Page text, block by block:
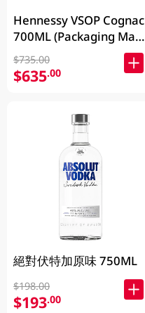
Hennessy VSOP Cognac
700ML (Packaging May
Vary )
$735.00
$635.00
絕對伏特加原味 750ML
$198.00
$193.00